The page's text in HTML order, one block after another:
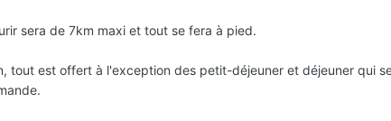
sera de 7km maxi et tout se fera à pied.
tout est offert à l'exception des petit-déjeuner et déjeuner qui